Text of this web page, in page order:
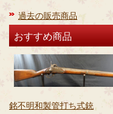
過去の販売商品
おすすめ商品
銘不明和製管打ち式銃